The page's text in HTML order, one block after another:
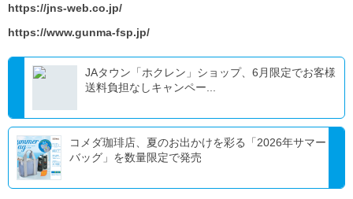
https://jns-web.co.jp/
https://www.gunma-fsp.jp/
JAタウン「ホクレン」ショップ、6月限定でお客様
送料負担なしキャンペー...
コメダ珈琲店、夏のお出かけを彩る「2026年サマー
バッグ」を数量限定で発売